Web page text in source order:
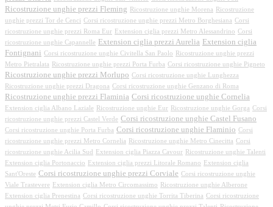
Ricostruzione unghie prezzi Fleming Ricostruzione unghie Morena
Ricostruzione
unghie prezzi Tor de Cenci Corsi ricostruzione unghie prezzi Metro Borghesiana Corsi
ricostruzione unghie prezzi Roma Eur
Extension ciglia prezzi Metro Alessandrino Corsi
ricostruzione unghie Capannelle
Extension ciglia prezzi Aurelia Extension ciglia
Fontignani Corsi ricostruzione unghie Civitella San Paolo
Ricostruzione unghie prezzi
Metro Pietralata
Ricostruzione unghie prezzi Porta Furba Corsi ricostruzione unghie Pigneto
Ricostruzione unghie prezzi Morlupo Corsi ricostruzione unghie Lunghezza
Ricostruzione unghie prezzi Dragona Corsi ricostruzione unghie Genzano di Roma
Ricostruzione unghie prezzi Flaminia Corsi ricostruzione unghie Cornelia
Extension ciglia Albano Laziale Ricostruzione unghie Eur Ricostruzione unghie Gorga Corsi
ricostruzione unghie prezzi Castel Verde Corsi ricostruzione unghie Castel Fusano
Corsi ricostruzione unghie Porta Furba Corsi ricostruzione unghie Flaminio Corsi
ricostruzione unghie prezzi Metro Cornelia
Ricostruzione unghie Metro Cinecitta Corsi
ricostruzione unghie Acilia Sud
Extension ciglia Piazza Cavour
Ricostruzione unghie Talenti
Extension ciglia Portonaccio
Extension ciglia prezzi Litorale Romano
Extension ciglia
Sant'Oreste Corsi ricostruzione unghie prezzi Corviale Corsi ricostruzione unghie
Viale Trastevere
Extension ciglia Metro Circomassimo
Ricostruzione unghie Alberone
Extension ciglia Prenestina Corsi ricostruzione unghie Torrita Tiberina Corsi ricostruzione